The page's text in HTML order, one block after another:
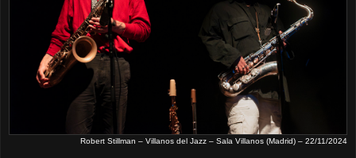
Robert Stillman – Villanos del Jazz – Sala Villanos (Madrid) – 22/11/2024